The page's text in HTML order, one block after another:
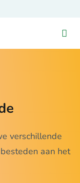
verschillende
aan het